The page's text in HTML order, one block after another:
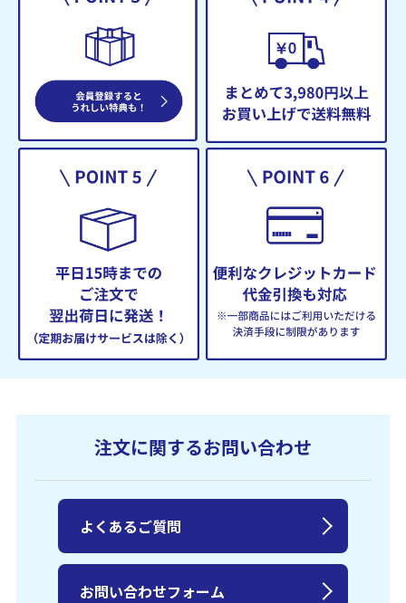
注文に関するお問い合わせ
よくあるご質問
お問い合わせフォーム